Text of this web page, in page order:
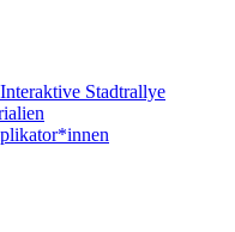
Stadtrallye